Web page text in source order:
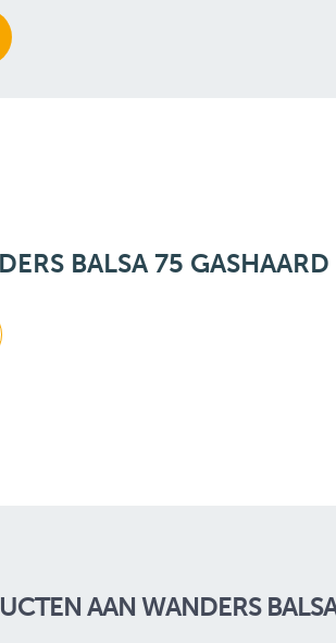
BALSA 75 GASHAARD
AAN WANDERS